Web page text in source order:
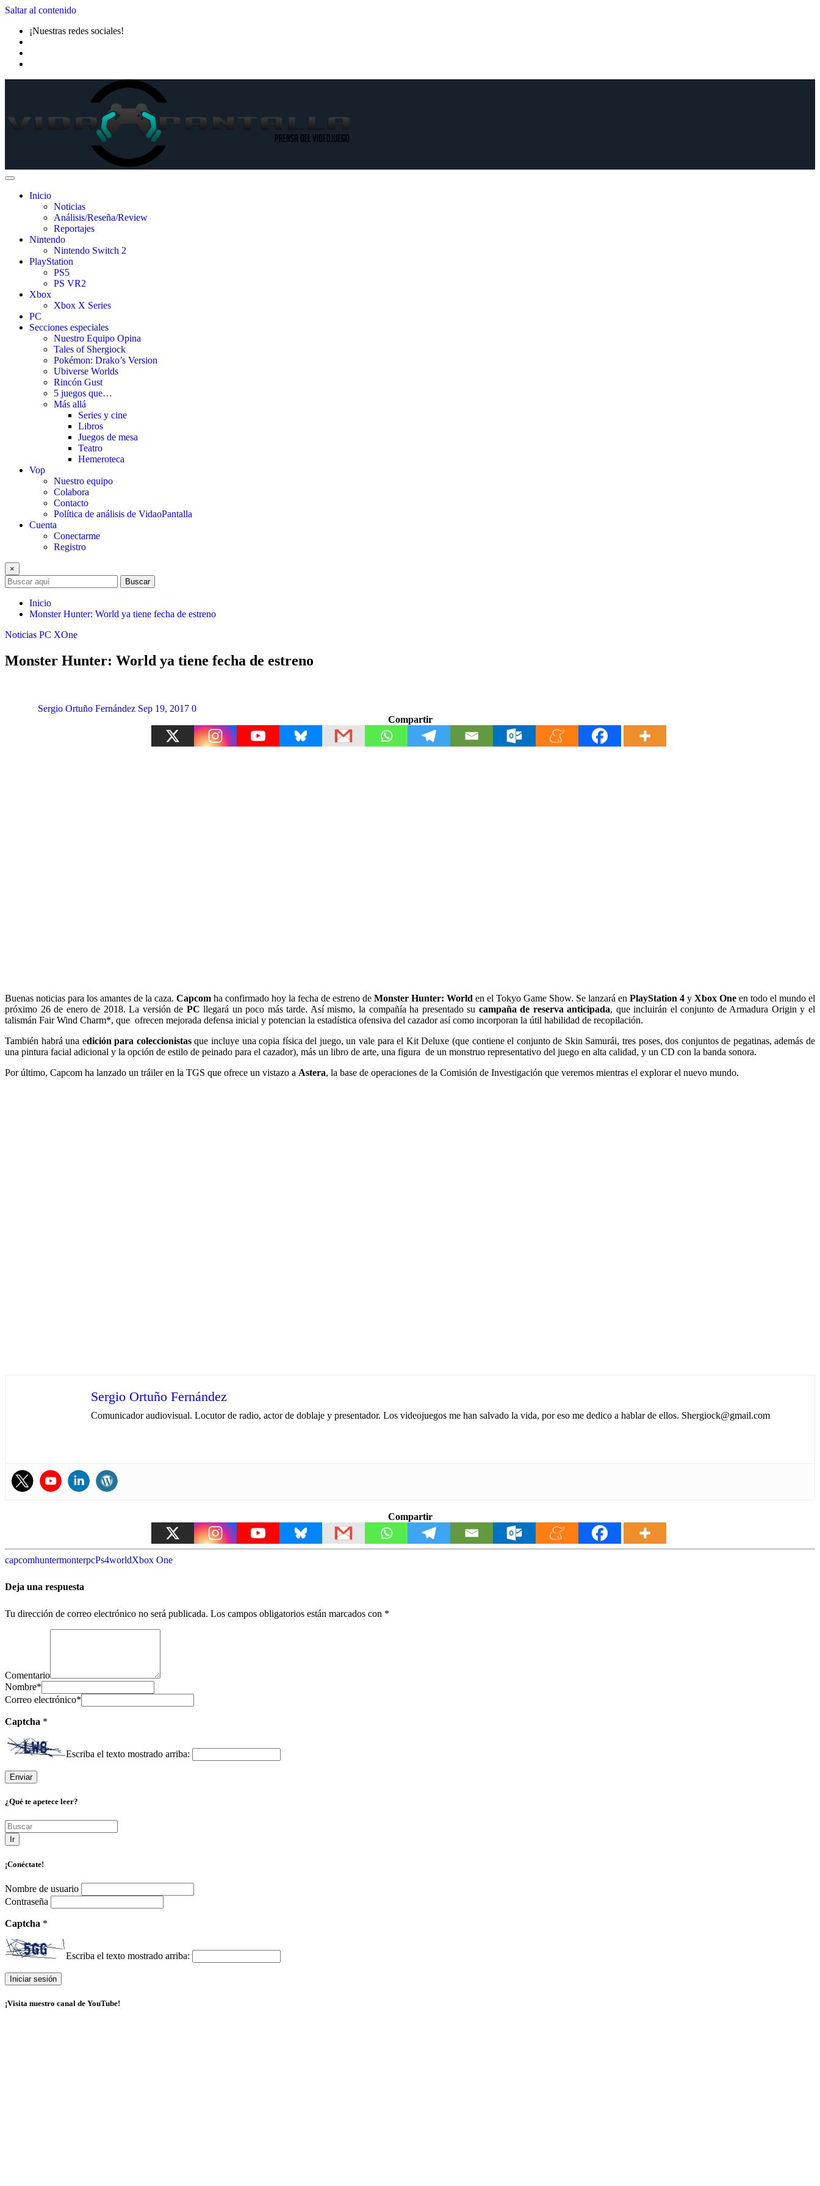
Saltar al contenido
¡Nuestras redes sociales!
Inicio
Noticias
Análisis/Reseña/Review
Reportajes
Nintendo
Nintendo Switch 2
PlayStation
PS5
PS VR2
Xbox
Xbox X Series
PC
Secciones especiales
Nuestro Equipo Opina
Tales of Shergiock
Pokémon: Drako’s Version
Ubiverse Worlds
Rincón Gust
5 juegos que…
Más allá
Series y cine
Libros
Juegos de mesa
Teatro
Hemeroteca
Vop
Nuestro equipo
Colabora
Contacto
Política de análisis de VidaoPantalla
Cuenta
Conectarme
Registro
×
Buscar
Inicio
Monster Hunter: World ya tiene fecha de estreno
Noticias PC XOne
Monster Hunter: World ya tiene fecha de estreno
Sergio Ortuño Fernández Sep 19, 2017 0
Compartir
Buenas noticias para los amantes de la caza. Capcom ha confirmado hoy la fecha de estreno de Monster Hunter: World en el Tokyo Game Show. Se lanzará en PlayStation 4 y Xbox One en todo el mundo el
próximo 26 de enero de 2018. La versión de PC llegará un poco más tarde. Así mismo, la compañía ha presentado su campaña de reserva anticipada, que incluirán el conjunto de Armadura Origin y el
talismán Fair Wind Charm*, que ofrecen mejorada defensa inicial y potencian la estadística ofensiva del cazador así como incorporan la útil habilidad de recopilación.
También habrá una edición para coleccionistasque incluye una copia física del juego, un vale para el Kit Deluxe (que contiene el conjunto de Skin Samurái, tres poses, dos conjuntos de pegatinas, además de
una pintura facial adicional y la opción de estilo de peinado para el cazador), más un libro de arte, una figura de un monstruo representativo del juego en alta calidad, y un CD con la banda sonora.
Por último, Capcom ha lanzado un tráiler en la TGS que ofrece un vistazo a Astera, la base de operaciones de la Comisión de Investigación que veremos mientras el explorar el nuevo mundo.
Sergio Ortuño Fernández
Comunicador audiovisual. Locutor de radio, actor de doblaje y presentador. Los videojuegos me han salvado la vida, por eso me dedico a hablar de ellos. Shergiock@gmail.com
Compartir
capcomhuntermonterpcPs4worldXbox One
Deja una respuesta
Tu dirección de correo electrónico no será publicada. Los campos obligatorios están marcados con *
Comentario
Nombre*
Correo electrónico*
Captcha *
Escriba el texto mostrado arriba:
¿Qué te apetece leer?
Ir
¡Conéctate!
Nombre de usuario
Contraseña
Captcha *
Escriba el texto mostrado arriba:
¡Visita nuestro canal de YouTube!